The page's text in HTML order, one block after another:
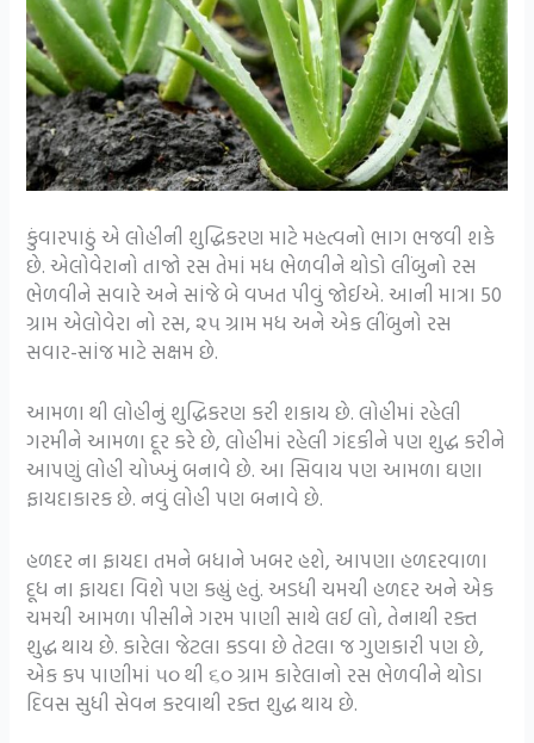
કુંવારપાઠું એ લોહીની શુદ્ધિકરણ માટે મહત્વનો ભાગ ભજવી શકે
છે. એલોવેરાનો તાજો રસ તેમાં મધ ભેળવીને થોડો લીંબુનો રસ
ભેળવીને સવારે અને સાંજે બે વખત પીવું જોઈએ. આની માત્રા 50
ગ્રામ એલોવેરા નો રસ, ૨૫ ગ્રામ મધ અને એક લીંબુનો રસ
સવાર-સાંજ માટે સક્ષમ છે.
આમળા થી લોહીનું શુદ્ધિકરણ કરી શકાય છે. લોહીમાં રહેલી
ગરમીને આમળા દૂર કરે છે, લોહીમાં રહેલી ગંદકીને પણ શુદ્ધ કરીને
આપણું લોહી ચોખ્ખું બનાવે છે. આ સિવાય પણ આમળા ઘણા
ફાયદાકારક છે. નવું લોહી પણ બનાવે છે.
હળદર ના ફાયદા તમને બધાને ખબર હશે, આપણા હળદરવાળા
દૂધ ના ફાયદા વિશે પણ કહ્યું હતું. અડધી ચમચી હળદર અને એક
ચમચી આમળા પીસીને ગરમ પાણી સાથે લઈ લો, તેનાથી રક્ત
શુદ્ધ થાય છે. કારેલા જેટલા કડવા છે તેટલા જ ગુણકારી પણ છે,
એક કપ પાણીમાં ૫૦ થી ૬૦ ગ્રામ કારેલાનો રસ ભેળવીને થોડા
દિવસ સુધી સેવન કરવાથી રક્ત શુદ્ધ થાય છે.